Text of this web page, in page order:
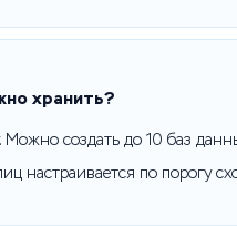
хранить?
Можно создать до 10 баз
настраивается по порогу